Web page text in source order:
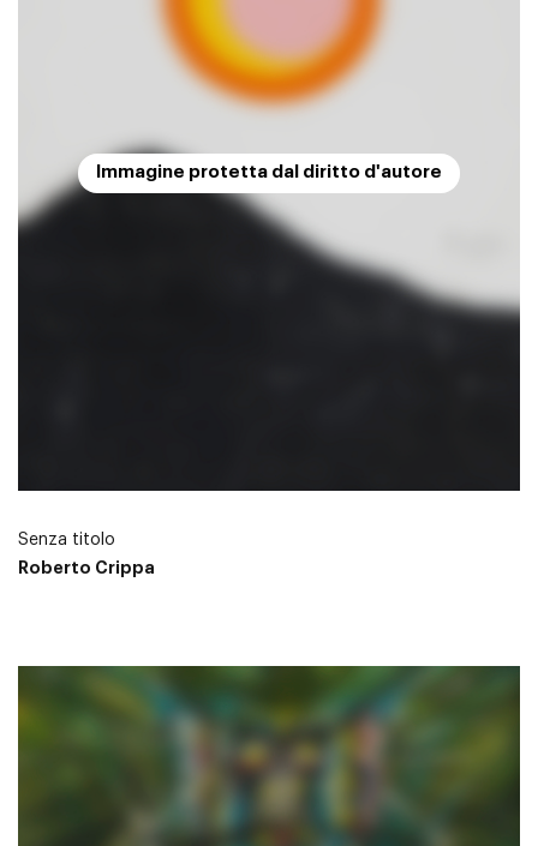
Immagine protetta dal diritto d'autore
Senza titolo
Roberto Crippa